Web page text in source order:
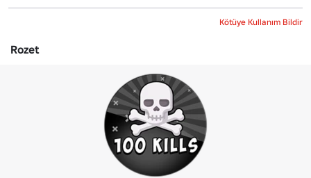
Kötüye Kullanım Bildir
Rozet